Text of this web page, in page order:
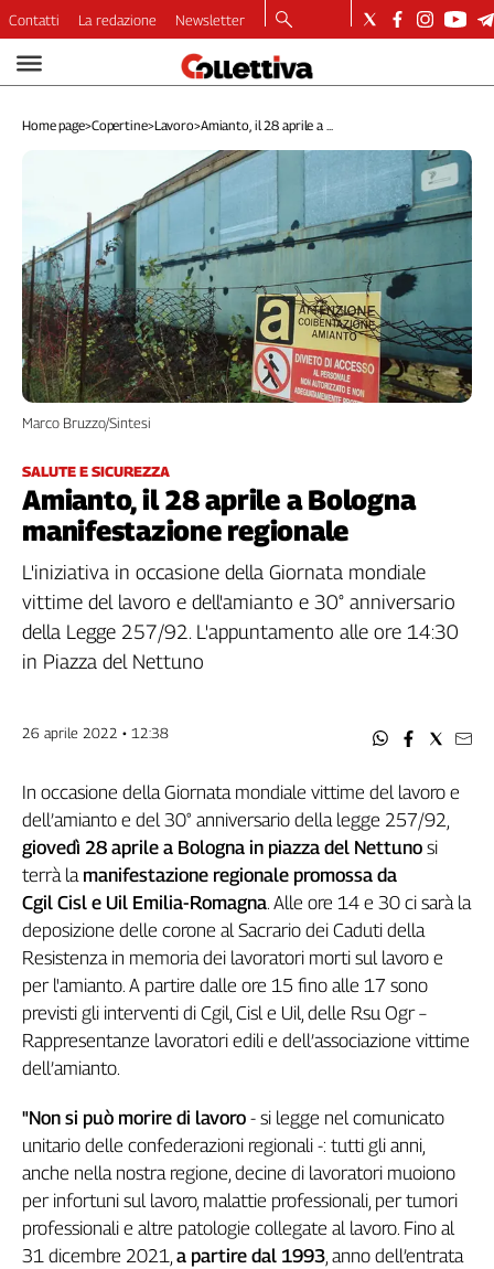
Video
Dirette
Lavoro
Ambiente
Diritti
Welfare
Italia
Internazionale
Culture
Categorie
Filcams
Filctem
Fillea
Filt
Fiom
Fisac
Fp
Slc
Spi
Inca
Caaf
Speciali
G8
di
Genova,
il
sangue
della
anni
Cgil
Collettiva
Academy
Contatti La redazione Newsletter
Home page>Copertine>Lavoro>Amianto, il 28 aprile a ...
SALUTE E SICUREZZA
Amianto, il 28 aprile a Bologna
manifestazione regionale
Marco Bruzzo/Sintesi
L'iniziativa in occasione della Giornata mondiale
vittime del lavoro e dell'amianto e 30° anniversario
della Legge 257/92. L'appuntamento alle ore 14:30
in Piazza del Nettuno
26 aprile 2022 • 12:38
In occasione della Giornata mondiale vittime del lavoro e
dell’amianto e del 30° anniversario della legge 257/92,
giovedì 28 aprile a Bologna in piazza del Nettuno si
terrà la manifestazione regionale promossa da
Cgil Cisl e Uil Emilia-Romagna. Alle ore 14 e 30 ci sarà la
deposizione delle corone al Sacrario dei Caduti della
Resistenza in memoria dei lavoratori morti sul lavoro e
per l'amianto. A partire dalle ore 15 fino alle 17 sono
previsti gli interventi di Cgil, Cisl e Uil, delle Rsu Ogr –
Rappresentanze lavoratori edili e dell’associazione vittime
dell’amianto.
"Non si può morire di lavoro - si legge nel comunicato
unitario delle confederazioni regionali -: tutti gli anni,
anche nella nostra regione, decine di lavoratori muoiono
per infortuni sul lavoro, malattie professionali, per tumori
professionali e altre patologie collegate al lavoro. Fino al
31 dicembre 2021, a partire dal 1993, anno dell’entrata